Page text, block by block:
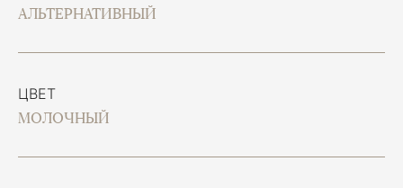
АЛЬТЕРНАТИВНЫЙ
ЦВЕТ
МОЛОЧНЫЙ